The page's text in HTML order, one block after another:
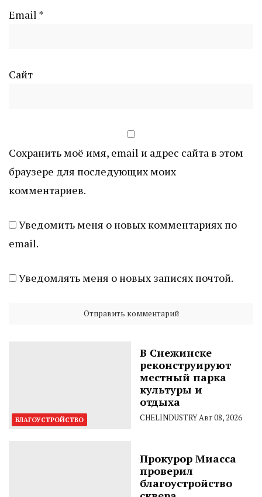
Email *
Сайт
Сохранить моё имя, email и адрес сайта в этом
браузере для последующих моих
комментариев.
Уведомить меня о новых комментариях по
email.
Уведомлять меня о новых записях почтой.
БЛАГОУСТРОЙСТВО
В Снежинске
реконструируют
местный парка
культуры и
отдыха
CHELINDUSTRYАвг 08, 2026
Прокурор Миасса
проверил
благоустройство